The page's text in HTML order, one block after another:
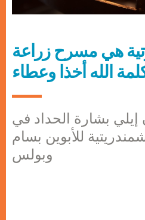
هي مسرح زراعة
الله أخذا وعطاء
بشارة الحداد في
للأبوين بسام
وبولس